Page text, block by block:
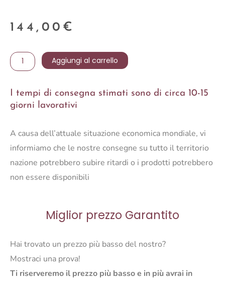
144,00 €
Lampada
a
vetro
grigio
quantità
Aggiungi al carrello
I tempi di consegna stimati sono di circa 10-15
giorni lavorativi
A causa dell’attuale situazione economica mondiale, vi
informiamo che le nostre consegne su tutto il territorio
nazione potrebbero subire ritardi o i prodotti potrebbero
non essere disponibili
Miglior prezzo Garantito
Hai trovato un prezzo più basso del nostro?
Mostraci una prova!
Ti riserveremo il prezzo più basso e in più avrai in